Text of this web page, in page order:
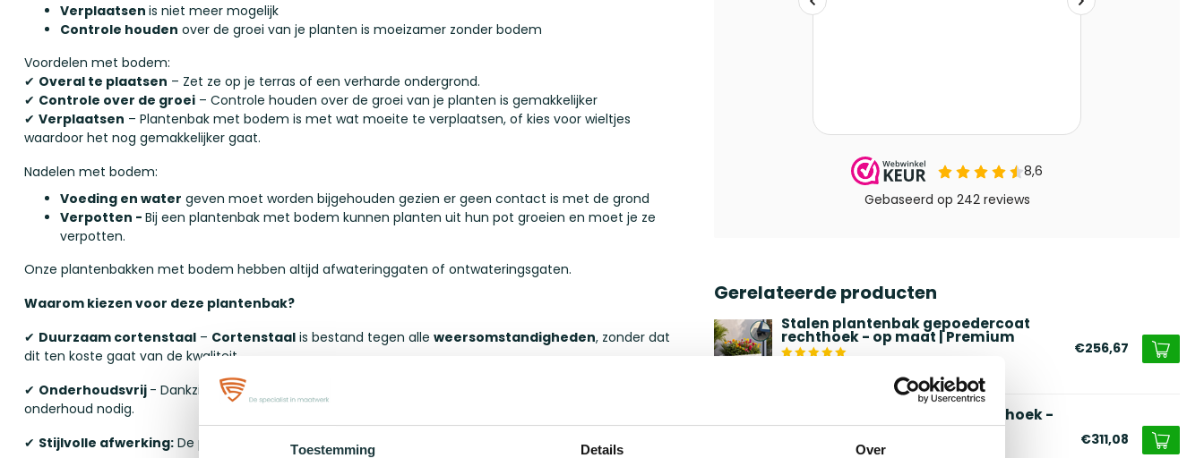
Toestemming Details Over
Verplaatsen is niet meer mogelijk
Controle houden over de groei van je planten is moeizamer zonder bodem
Voordelen met bodem:
✔ Overal te plaatsen – Zet ze op je terras of een verharde ondergrond.
✔ Controle over de groei – Controle houden over de groei van je planten is gemakkelijker
✔ Verplaatsen – Plantenbak met bodem is met wat moeite te verplaatsen, of kies voor wieltjes
waardoor het nog gemakkelijker gaat.
Nadelen met bodem:
Voeding en water geven moet worden bijgehouden gezien er geen contact is met de grond
Verpotten - Bij een plantenbak met bodem kunnen planten uit hun pot groeien en moet je ze
verpotten.
Onze plantenbakken met bodem hebben altijd afwateringgaten of ontwateringsgaten.
Waarom kiezen voor deze plantenbak?
✔ Duurzaam cortenstaal – Cortenstaal is bestand tegen alle weersomstandigheden, zonder dat
dit ten koste gaat van de kwaliteit.
✔ Onderhoudsvrij - Dankzij de unieke samenstelling van het staal, heeft de plantenbak weinig tot geen
onderhoud nodig.
✔ Stijlvolle afwerking: De prachtige roestkleur zorgt voor een robuuste en toch stijlvolle uitstraling.
Gerelateerde producten
Stalen plantenbak gepoedercoat
rechthoek - op maat | Premium
€256,67
Cortenstaal plantenbak rechthoek -
op maat
€311,08